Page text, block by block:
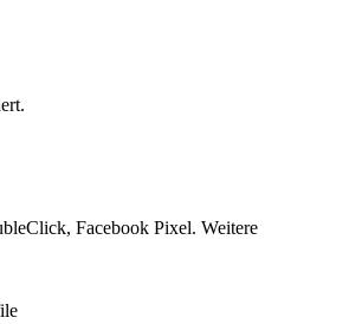
Facebook Pixel. Weitere